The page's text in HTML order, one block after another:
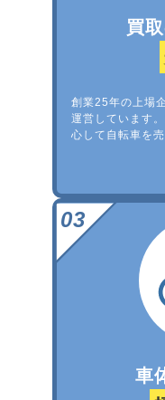
買
創業25年の上場
運営しています
心して自転車を
車